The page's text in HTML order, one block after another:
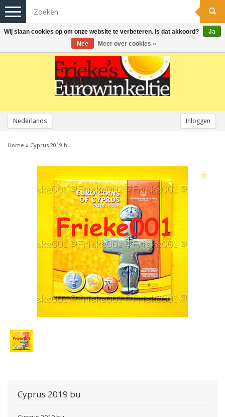
Nederlands Inloggen
Toggle
navigation
Home » Cyprus 2019 bu
Cyprus 2019 bu
Wij slaan cookies op om onze website te verbeteren. Is dat akkoord?
Ja
Nee
Meer over cookies »